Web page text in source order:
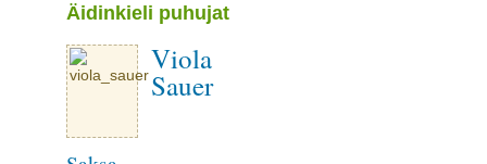
Äidinkieli puhujat
Viola
Sauer